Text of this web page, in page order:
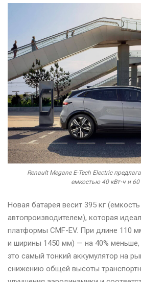
Renault Megane E-Tech Electric
емкостью 40 кВт⋅ч и
Новая батарея весит 395 кг
автопроизводителем), которая
платформы CMF-EV. При длине 110
и ширины 1450 мм) — на 40% меньше,
это самый тонкий аккумулятор на
снижению общей высоты